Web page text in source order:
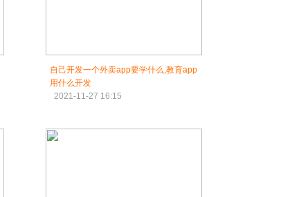
自己开发一个外卖app要学什么,教育app
用什么开发
2021-11-27 16:15